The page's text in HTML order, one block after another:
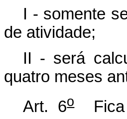
I - somente
de atividade;
II - será
quatro meses
Art. 6oFica